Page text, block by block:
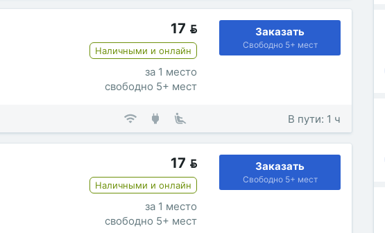
17 
Наличными и онлайн
за 1 место
свободно 5+ мест
Заказать
Свободно 5+ мест
В пути: 1 ч
17 
Наличными и онлайн
за 1 место
свободно 5+ мест
Заказать
Свободно 5+ мест